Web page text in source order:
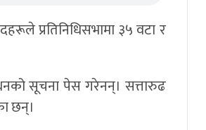
प्रतिनिधिसभामा ३५ वटा र
सूचना पेस गरेनन्। सत्तारुढ
छन्।